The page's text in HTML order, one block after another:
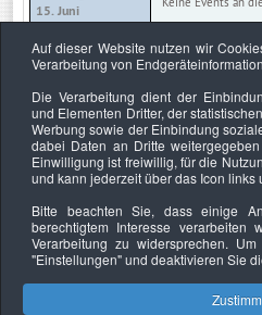
15. Juni
Mittwoch
16. Juni
Keine Events an
17. Juni
Keine Events an
Freitag
18. Juni
Keine Events an
Samstag
Sonntag
20. Juni
Keine Events an
Auf dieser Website nutzen wir
Verarbeitung von
Die Verarbeitung dient der
und Elementen Dritter, der
Werbung sowie der Einbindung
dabei Daten an Dritte
Einwilligung ist freiwillig, für die
und kann jederzeit über das Icon links
Bitte beachten Sie, dass einige
berechtigtem Interesse
Verarbeitung zu widersprechen.
"Einstellungen"und deaktivieren Sie